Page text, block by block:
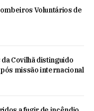
Voluntários de
Covilhã distinguido
missão internacional